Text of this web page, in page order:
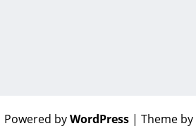
Powered byWordPress | Theme by